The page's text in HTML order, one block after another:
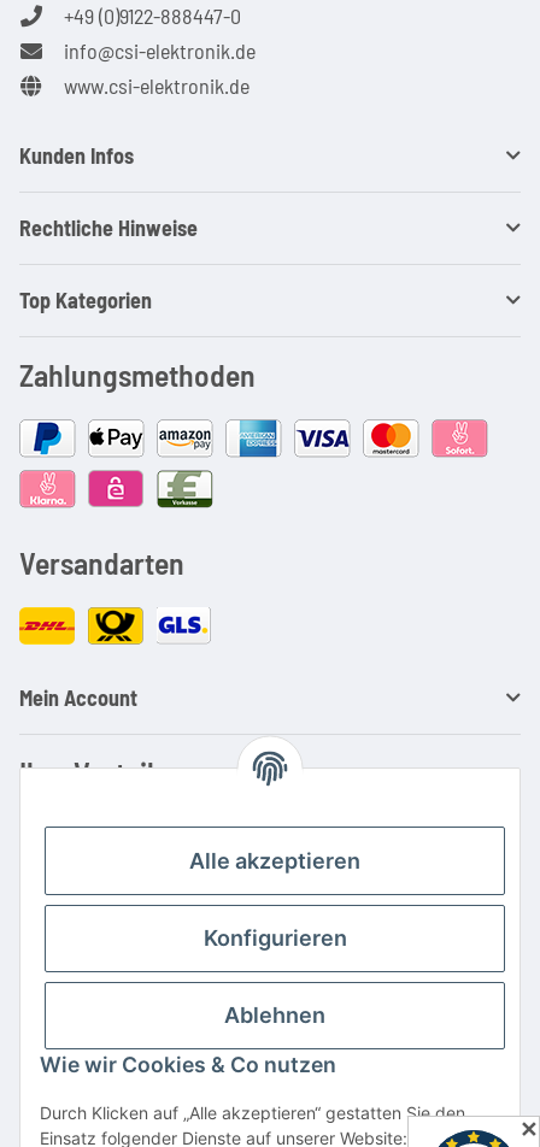
+49 (0)9122-888447-0
info@csi-elektronik.de
www.csi-elektronik.de
Kunden Infos
Rechtliche Hinweise
Top Kategorien
Zahlungsmethoden
Versandarten
Mein Account
Ihre Vorteile
Kauf auf Rechnung
Große Auswahl an Netzteilen und Ladegeräten
Schnelle Lieferung
Hohe Lagerverfügbarkeit
Vertrag widerrufen
Alle akzeptieren
Konfigurieren
Ablehnen
Wie wir Cookies & Co nutzen
Durch Klicken auf „Alle akzeptieren“ gestatten Sie den
Einsatz folgender Dienste auf unserer Website: YouTube,
✕